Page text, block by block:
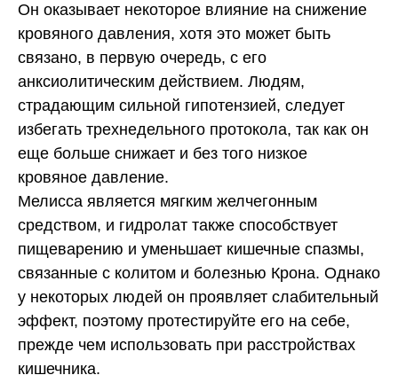
Он оказывает некоторое влияние на снижение
кровяного давления, хотя это может быть
связано, в первую очередь, с его
анксиолитическим действием. Людям,
страдающим сильной гипотензией, следует
избегать трехнедельного протокола, так как он
еще больше снижает и без того низкое
кровяное давление.
Мелисса является мягким желчегонным
средством, и гидролат также способствует
пищеварению и уменьшает кишечные спазмы,
связанные с колитом и болезнью Крона. Однако
у некоторых людей он проявляет слабительный
эффект, поэтому протестируйте его на себе,
прежде чем использовать при расстройствах
кишечника.